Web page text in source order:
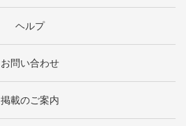
ヘルプ
お問い合わせ
掲載のご案内